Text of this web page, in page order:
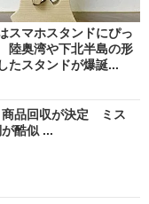
スマホスタンドにぴっ
奥湾や下北半島の形
たスタンドが爆誕...
商品回収が決定 ミス
酷似 ...